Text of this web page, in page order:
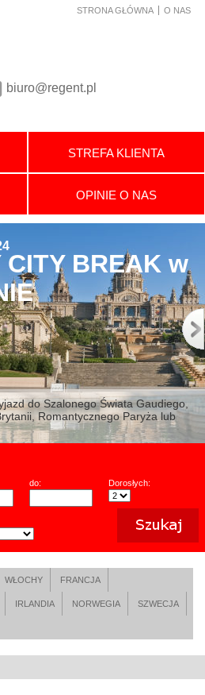
STRONA GŁÓWNA O NAS
biuro@regent.pl
STREFA KLIENTA
OPINIE O NAS
CITY BREAK w
do Szalonego Świata Gaudiego,
Romantycznego Paryża lub
do: Dorosłych:
WŁOCHY FRANCJA
IRLANDIA NORWEGIA SZWECJA